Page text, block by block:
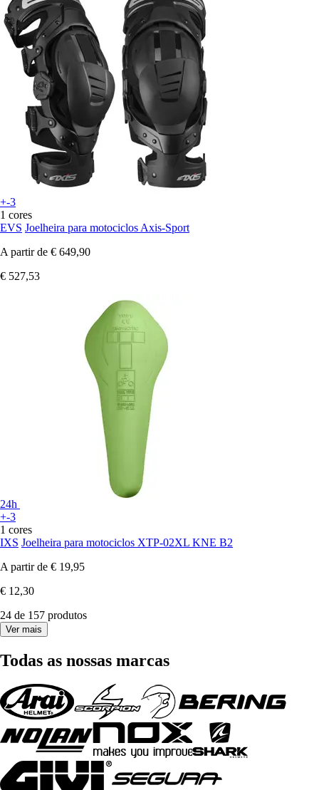
+-3
1 cores
EVS Joelheira para motociclos Axis-Sport
A partir de € 649,90
€ 527,53
24h
+-3
1 cores
IXS Joelheira para motociclos XTP-02XL KNE B2
A partir de € 19,95
€ 12,30
24 de 157 produtos
Ver mais
Todas as nossas marcas